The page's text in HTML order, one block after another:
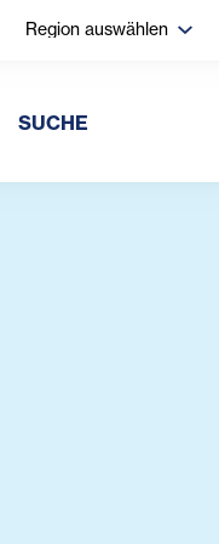
Region auswählen